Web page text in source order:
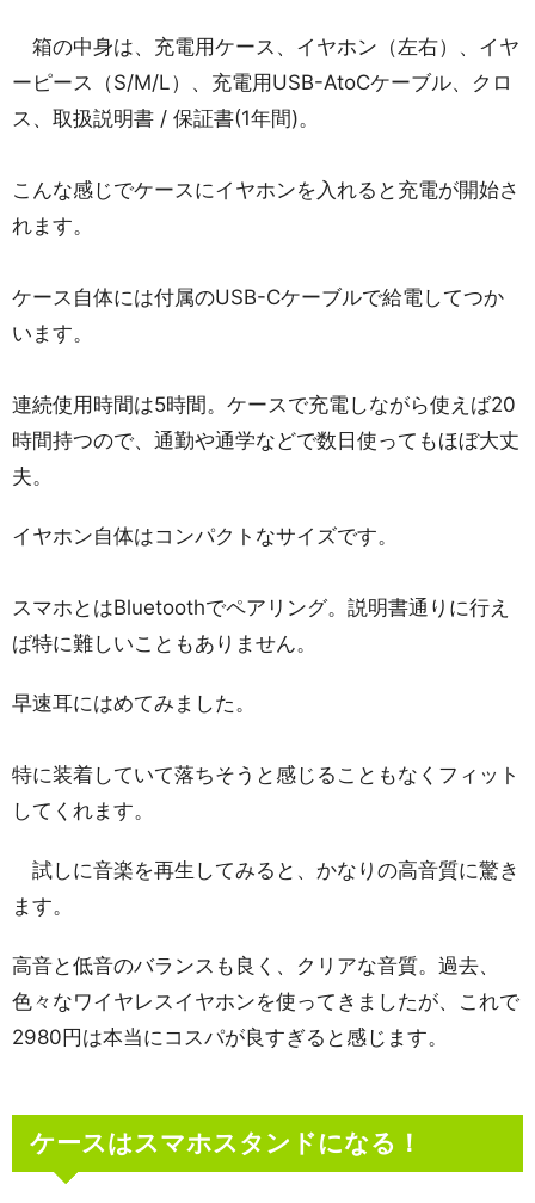
箱の中身は、充電用ケース、イヤホン（左右）、イヤ
ーピース（S/M/L）、充電用USB-AtoCケーブル、クロ
ス、取扱説明書 / 保証書(1年間)。
こんな感じでケースにイヤホンを入れると充電が開始さ
れます。
ケース自体には付属のUSB-Cケーブルで給電してつか
います。
連続使用時間は5時間。ケースで充電しながら使えば20
時間持つので、通勤や通学などで数日使ってもほぼ大丈
夫。
イヤホン自体はコンパクトなサイズです。
スマホとはBluetoothでペアリング。説明書通りに行え
ば特に難しいこともありません。
早速耳にはめてみました。
特に装着していて落ちそうと感じることもなくフィット
してくれます。
試しに音楽を再生してみると、かなりの高音質に驚き
ます。
高音と低音のバランスも良く、クリアな音質。過去、
色々なワイヤレスイヤホンを使ってきましたが、これで
2980円は本当にコスパが良すぎると感じます。
ケースはスマホスタンドになる！